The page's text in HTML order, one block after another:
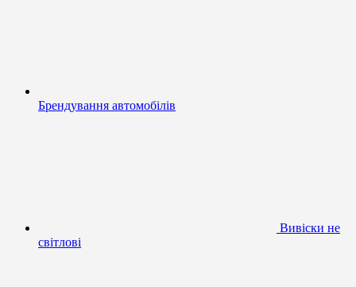
Брендування автомобілів
Вивіски не
світлові